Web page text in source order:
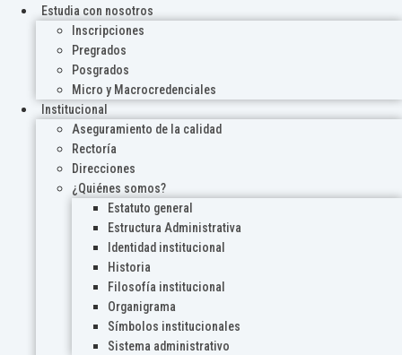
Estudia con nosotros
Inscripciones
Pregrados
Posgrados
Micro y Macrocredenciales
Institucional
Aseguramiento de la calidad
Rectoría
Direcciones
¿Quiénes somos?
Estatuto general
Estructura Administrativa
Identidad institucional
Historia
Filosofía institucional
Organigrama
Símbolos institucionales
Sistema administrativo